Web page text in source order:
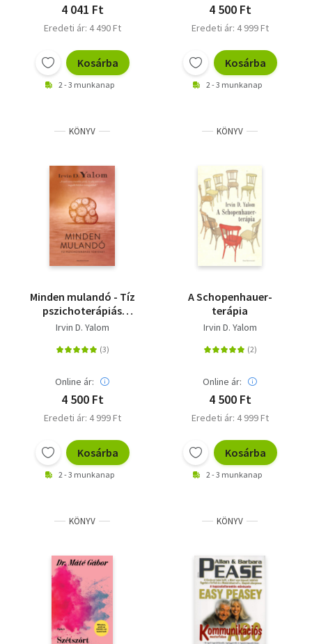
Beata Bishop
Orosz Katalin
Vekerdy Tamás
Dr. Ranschburg Jenő
F. Várkonyi Zsuzsa
4 041 Ft
Eredeti ár: 4 490 Ft
Kosárba
2 - 3 munkanap
4 500 Ft
Eredeti ár: 4 999 Ft
Kosárba
2 - 3 munkanap
KÖNYV
Minden mulandó - Tíz
pszichoterápiás
történet
Irvin D. Yalom
Online ár:
4 500 Ft
Eredeti ár: 4 999 Ft
Kosárba
2 - 3 munkanap
KÖNYV
A Schopenhauer-
terápia
Irvin D. Yalom
Online ár:
4 500 Ft
Eredeti ár: 4 999 Ft
Kosárba
2 - 3 munkanap
KÖNYV KÖNYV